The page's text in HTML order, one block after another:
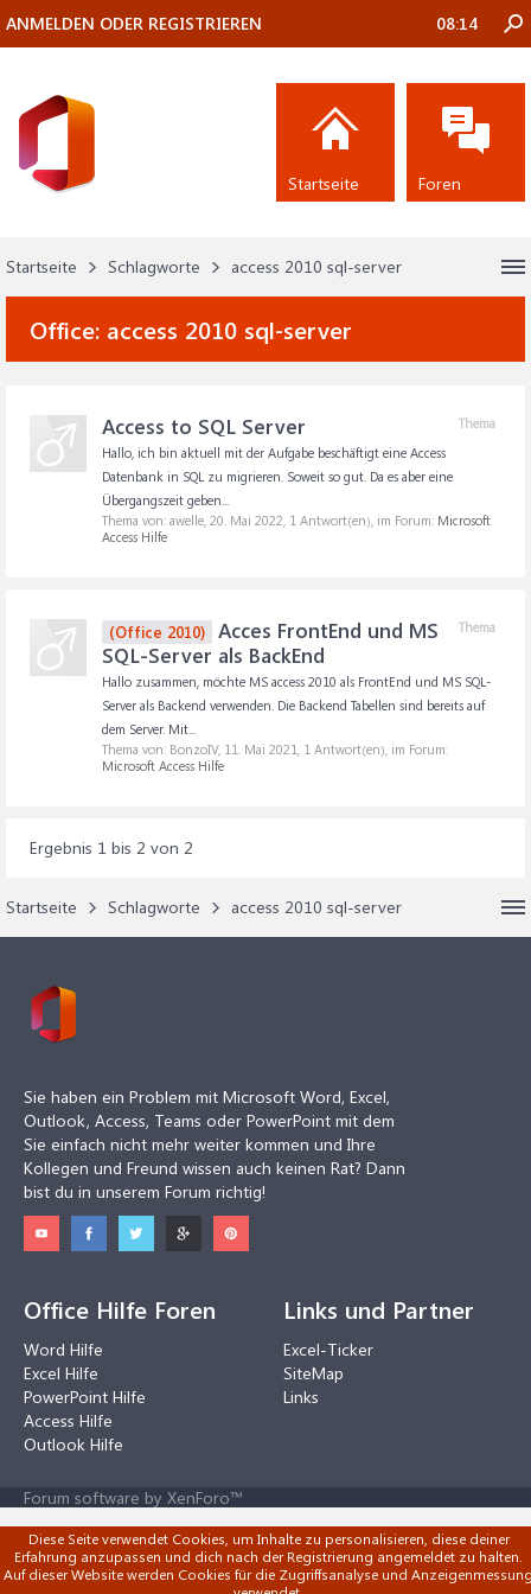
Startseite Schlagworte access 2010 sql-server
Office: access 2010 sql-server
Thema
Access to SQL Server
Hallo, ich bin aktuell mit der Aufgabe beschäftigt eine Access
Datenbank in SQL zu migrieren. Soweit so gut. Da es aber eine
Übergangszeit geben...
Thema von: awelle, 20. Mai 2022, 1 Antwort(en), im Forum: Microsoft
Access Hilfe
Thema
(Office 2010)
Acces FrontEnd und MS
SQL-Server als BackEnd
Hallo zusammen, möchte MS access 2010 als FrontEnd und MS SQL-
Server als Backend verwenden. Die Backend Tabellen sind bereits auf
dem Server. Mit...
Thema von: BonzoIV, 11. Mai 2021, 1 Antwort(en), im Forum:
Microsoft Access Hilfe
Ergebnis 1 bis 2 von 2
Startseite Schlagworte access 2010 sql-server
ANMELDEN ODER REGISTRIEREN 08:14
Startseite Foren
Sie haben ein Problem mit Microsoft Word, Excel,
Outlook, Access, Teams oder PowerPoint mit dem
Sie einfach nicht mehr weiter kommen und Ihre
Kollegen und Freund wissen auch keinen Rat? Dann
bist du in unserem Forum richtig!
Office Hilfe Foren
Word Hilfe
Excel Hilfe
PowerPoint Hilfe
Access Hilfe
Outlook Hilfe
Links und Partner
Excel-Ticker
SiteMap
Links
Forum software by XenForo™
Diese Seite verwendet Cookies, um Inhalte zu personalisieren, diese deiner
Erfahrung anzupassen und dich nach der Registrierung angemeldet zu halten.
Auf dieser Website werden Cookies für die Zugriffsanalyse und